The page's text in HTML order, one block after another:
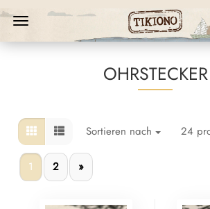
OHRSTECKER
Sortieren nach 24
1 2 »